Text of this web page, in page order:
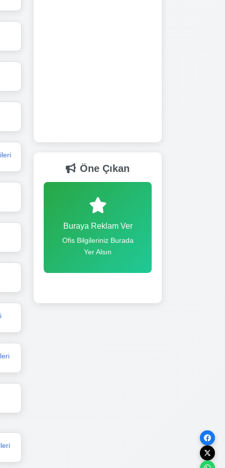
Öne Çıkan
Buraya Reklam Ver
Ofis Bilgileriniz Burada
Yer Alsın